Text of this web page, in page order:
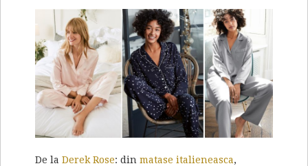
De la Derek Rose: din matase italieneasca,